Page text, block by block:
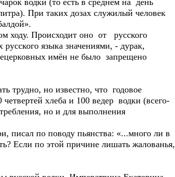
водки (то есть в среднем на день
При таких дозах служилый человек
ходу. Происходит оно от русского
языка значениями, - дурак,
имён не было запрещено
трудно, но известно, что годовое
хлеба и 100 ведер водки (всего-
но и для выполнения
писал по поводу пьянства: «...много ли в
Если по этой причине лишать жалованья,